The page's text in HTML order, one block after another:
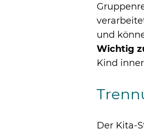
und
Wichtig
Kind
Der Kita-